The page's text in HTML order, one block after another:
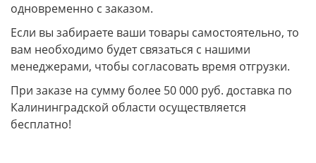
одновременно с заказом.
Если вы забираете ваши товары самостоятельно, то
вам необходимо будет связаться с нашими
менеджерами, чтобы согласовать время отгрузки.
При заказе на сумму более 50 000 руб. доставка по
Калининградской области осуществляется
бесплатно!